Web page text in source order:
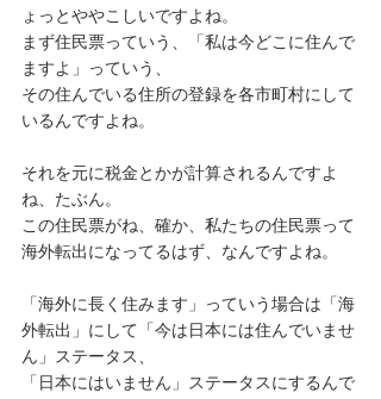
ょっとややこしいですよね。
まず住民票っていう、「私は今どこに住んで
ますよ」っていう、
その住んでいる住所の登録を各市町村にして
いるんですよね。
それを元に税金とかが計算されるんですよ
ね、たぶん。
この住民票がね、確か、私たちの住民票って
海外転出になってるはず、なんですよね。
「海外に長く住みます」っていう場合は「海
外転出」にして「今は日本には住んでいませ
ん」ステータス、
「日本にはいません」ステータスにするんで